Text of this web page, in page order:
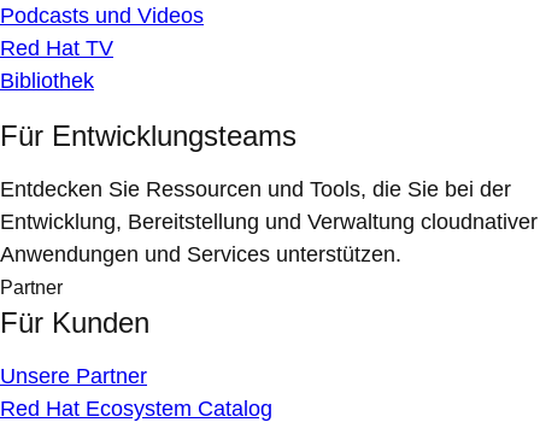
Podcasts und Videos
Red Hat TV
Bibliothek
Für Entwicklungsteams
Entdecken Sie Ressourcen und Tools, die Sie bei der
Entwicklung, Bereitstellung und Verwaltung cloudnativer
Anwendungen und Services unterstützen.
Partner
Für Kunden
Unsere Partner
Red Hat Ecosystem Catalog